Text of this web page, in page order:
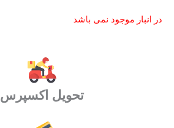
در انبار موجود نمی باشد
تحویل اکسپرس